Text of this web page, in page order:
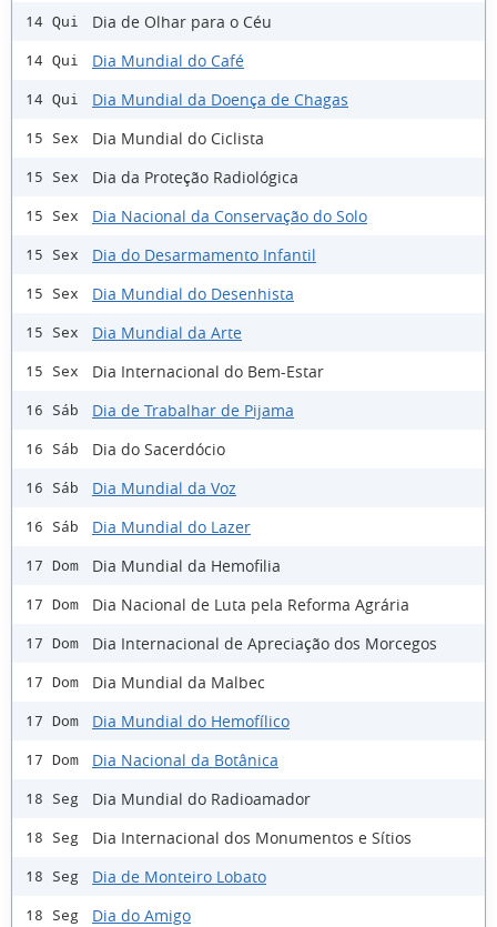
14 Qui Dia de Olhar para o Céu
14 Qui Dia Mundial do Café
14 Qui Dia Mundial da Doença de Chagas
15 Sex Dia Mundial do Ciclista
15 Sex Dia da Proteção Radiológica
15 Sex Dia Nacional da Conservação do Solo
15 Sex Dia do Desarmamento Infantil
15 Sex Dia Mundial do Desenhista
15 Sex Dia Mundial da Arte
15 Sex Dia Internacional do Bem-Estar
16 Sáb Dia de Trabalhar de Pijama
16 Sáb Dia do Sacerdócio
16 Sáb Dia Mundial da Voz
16 Sáb Dia Mundial do Lazer
17 Dom Dia Mundial da Hemofilia
17 Dom Dia Nacional de Luta pela Reforma Agrária
17 Dom Dia Internacional de Apreciação dos Morcegos
17 Dom Dia Mundial da Malbec
17 Dom Dia Mundial do Hemofílico
17 Dom Dia Nacional da Botânica
18 Seg Dia Mundial do Radioamador
18 Seg Dia Internacional dos Monumentos e Sítios
18 Seg Dia de Monteiro Lobato
18 Seg Dia do Amigo